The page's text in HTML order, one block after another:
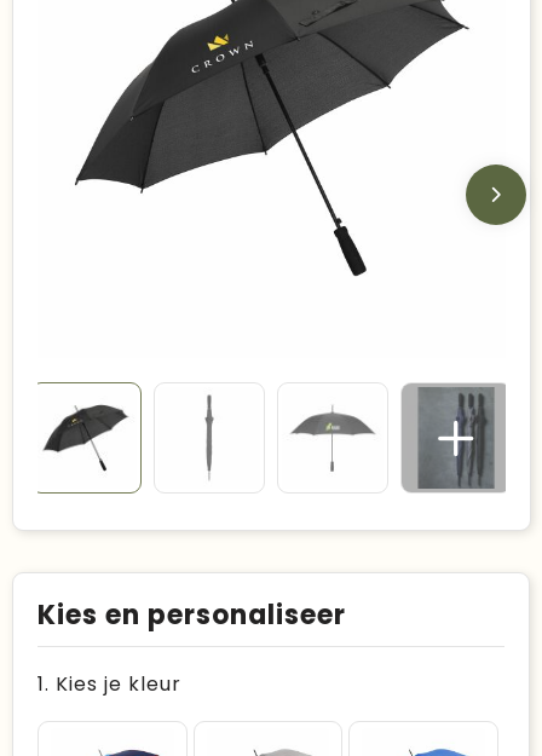
Made in Europe
Recycled
Bestsellers
Kies en personaliseer
1. Kies je kleur